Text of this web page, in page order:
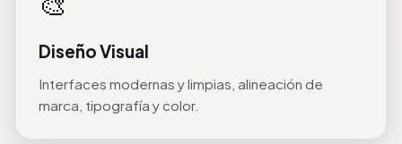
Diseño Visual
Interfaces modernas y limpias, alineación de
marca, tipografía y color.